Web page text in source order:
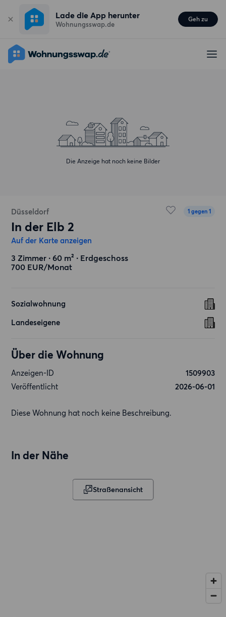
Lade die App herunter
Wohnungsswap.de
Geh zu
Die Anzeige hat noch keine Bilder
Düsseldorf 1 gegen 1
In der Elb 2
Auf der Karte anzeigen
3 Zimmer ∙ 60 m² ∙ Erdgeschoss
700 EUR/Monat
Sozialwohnung
Landeseigene
Über die Wohnung
Anzeigen-ID
1509903
Veröffentlicht
2026-06-01
Diese Wohnung hat noch keine Beschreibung.
In der Nähe
Straßenansicht